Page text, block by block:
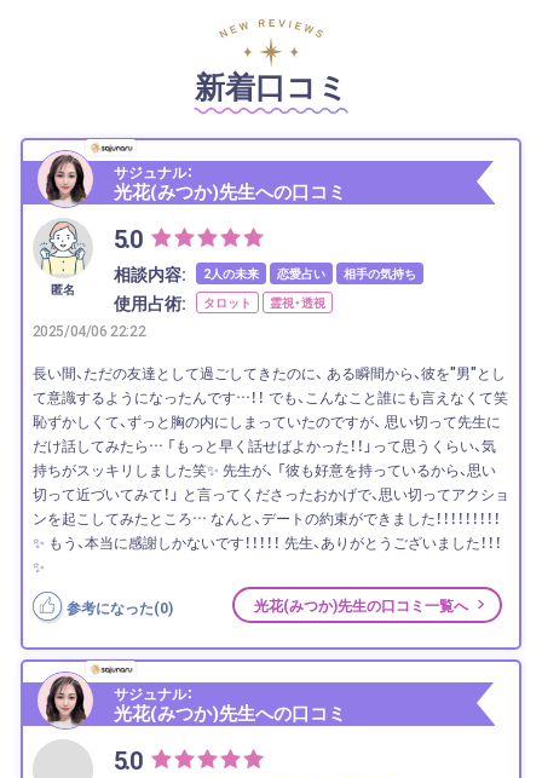
新着口コミ
サジュナル：
光花(みつか)先生への口コミ
匿名
5.0
相談内容: 2人の未来 恋愛占い 相手の気持ち
使用占術: タロット 霊視・透視
2025/04/06 22:22
長い間、ただの友達として過ごしてきたのに、 ある瞬間から、彼を"男"とし
て意識するようになったんです…！！ でも、こんなこと誰にも言えなくて笑
恥ずかしくて、ずっと胸の内にしまっていたのですが、 思い切って先生に
だけ話してみたら… 「もっと早く話せばよかった！！」って思うくらい、気
持ちがスッキリしました笑✨ 先生が、 「彼も好意を持っているから、思い
切って近づいてみて！」 と言ってくださったおかげで、思い切ってアクショ
ンを起こしてみたところ… なんと、デートの約束ができました！！！！！！！！！
✨ もう、本当に感謝しかないです！！！！！ 先生、ありがとうございました！！！
✨
参考になった(0) 光花(みつか)先生の口コミ一覧へ
サジュナル：
光花(みつか)先生への口コミ
5.0